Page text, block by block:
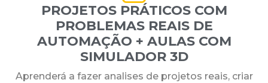
PROJETOS PRÁTICOS COM
PROBLEMAS REAIS DE
AUTOMAÇÃO + AULAS COM
SIMULADOR 3D
Aprenderá a fazer analises de projetos reais, criar